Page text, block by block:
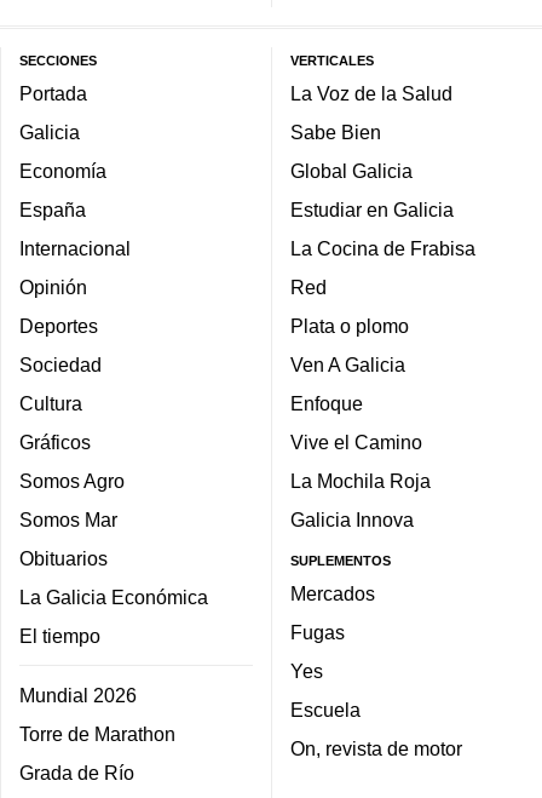
SECCIONES
Portada
Galicia
Economía
España
Internacional
Opinión
Deportes
Sociedad
Cultura
Gráficos
Somos Agro
Somos Mar
Obituarios
La Galicia Económica
El tiempo
Mundial 2026
Torre de Marathon
Grada de Río
VERTICALES
La Voz de la Salud
Sabe Bien
Global Galicia
Estudiar en Galicia
La Cocina de Frabisa
Red
Plata o plomo
Ven A Galicia
Enfoque
Vive el Camino
La Mochila Roja
Galicia Innova
SUPLEMENTOS
Mercados
Fugas
Yes
Escuela
On, revista de motor